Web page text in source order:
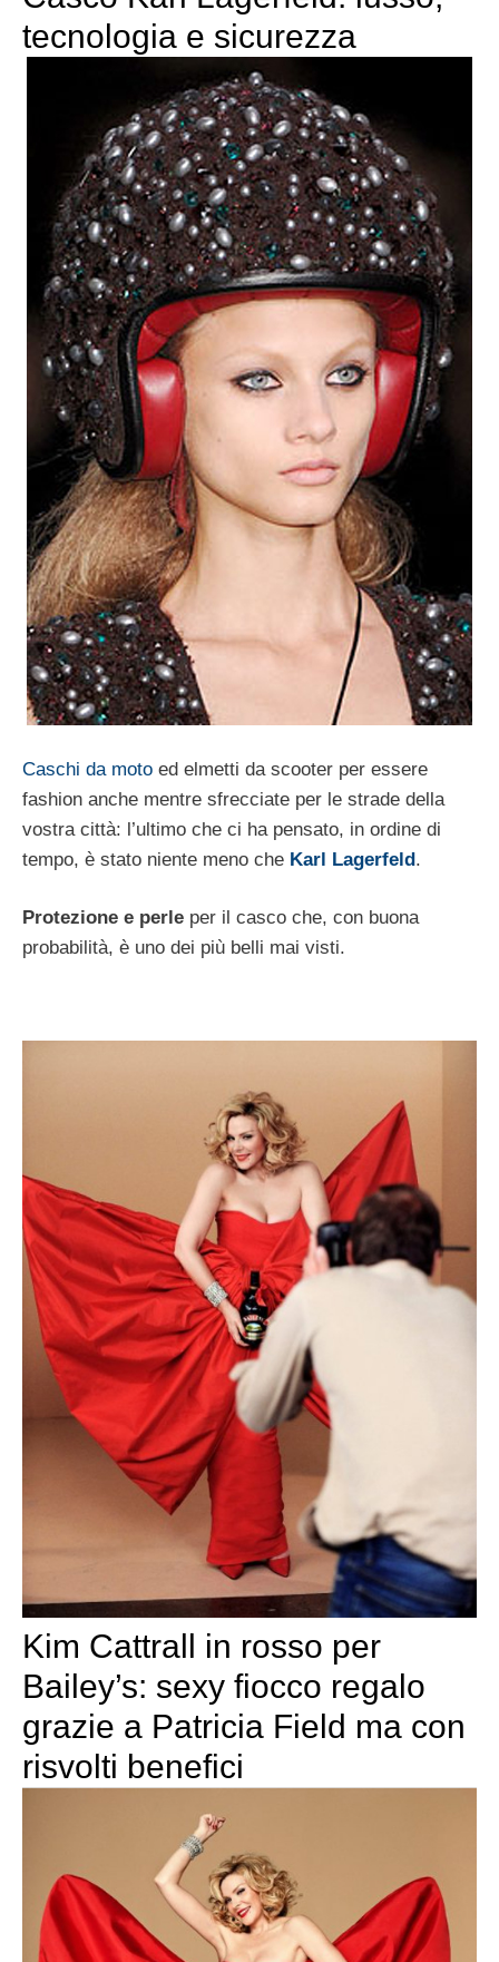
tecnologia e sicurezza
Caschi da moto ed elmetti da scooter per essere
fashion anche mentre sfrecciate per le strade della
vostra città: l’ultimo che ci ha pensato, in ordine di
tempo, è stato niente meno che Karl Lagerfeld.
Protezione e perle per il casco che, con buona
probabilità, è uno dei più belli mai visti.
Kim Cattrall in rosso per
Bailey’s: sexy fiocco regalo
grazie a Patricia Field ma con
risvolti benefici